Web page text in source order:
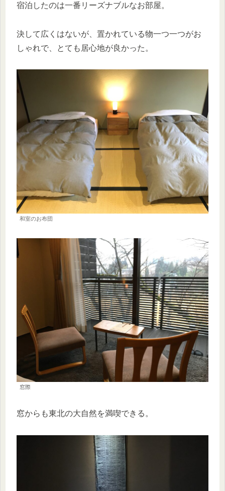
宿泊したのは一番リーズナブルなお部屋。
決して広くはないが、置かれている物一つ一つがお
しゃれで、とても居心地が良かった。
和室のお布団
窓際
窓からも東北の大自然を満喫できる。